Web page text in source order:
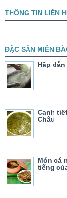
THÔNG TIN LIÊN
ĐẶC SẢN MIỀN
Hấp
Canh
Châu
Món cá
tiếng